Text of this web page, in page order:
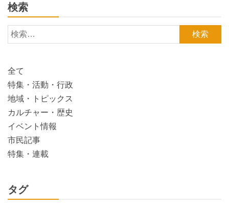
検索
検
索:
全て
特集・活動・行政
地域・トピックス
カルチャー・歴史
イベント情報
市民記事
特集・連載
タグ